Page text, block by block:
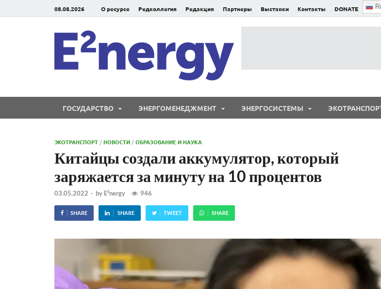
08.08.2026 О ресурсе Редколлегия Редакция Партнеры Выставки Контакты DONATE
ГОСУДАРСТВО ЭНЕРГОМЕНЕДЖМЕНТ ЭНЕРГОСИСТЕМЫ
ЭКОТРАНСПОРТ /НОВОСТИ /ОБРАЗОВАНИЕ И НАУКА
Китайцы создали аккумулятор, который
заряжается за минуту на 10 процентов
03.05.2022 - by E²nergy 946
SHARE SHARE TWEET SHARE